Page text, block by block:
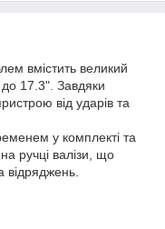
вмістить великий
17.3". Завдяки
від ударів та
у комплекті та
ручці валізи, що
відряджень.